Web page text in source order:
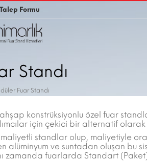
Formu
Standı
Fuar Standı
konstrüksiyonlu özel fuar
için çekici bir alternatif
maliyetli standlar olup, maliyetiyle
alüminyum ve suntadan oluşan bu
zamanda fuarlarda Standart